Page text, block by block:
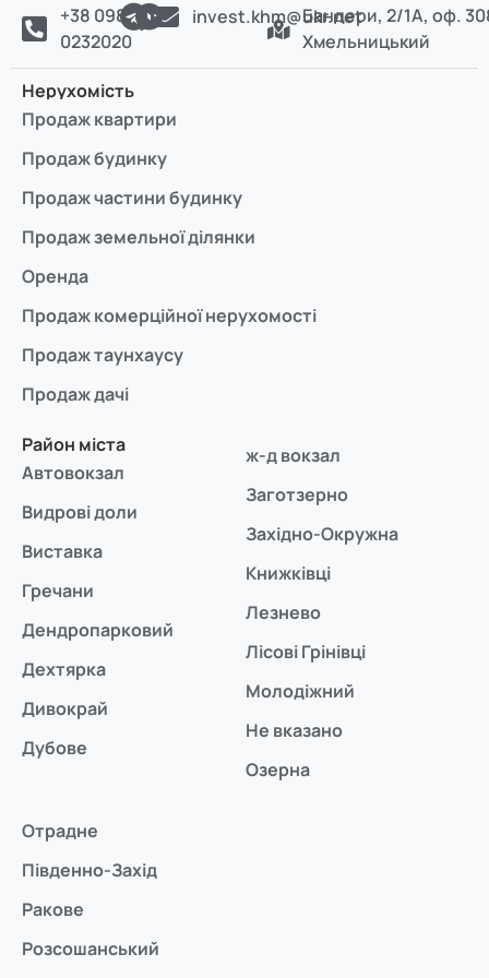
+38 098
0232020
invest.khm@ukr.netБандери, 2/1А, оф.
Хмельницький
Нерухомість
Продаж квартири
Продаж будинку
Продаж частини будинку
Продаж земельної ділянки
Оренда
Продаж комерційної нерухомості
Продаж таунхаусу
Продаж дачі
Район міста
Автовокзал
Видрові доли
Виставка
Гречани
Дендропарковий
Дехтярка
Дивокрай
Дубове
ж-д вокзал
Заготзерно
Західно-Окружна
Книжківці
Лезнево
Лісові Грінівці
Молодіжний
Не вказано
Озерна
Отрадне
Південно-Захід
Ракове
Розсошанський